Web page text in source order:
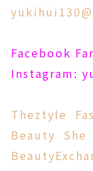
Facebook
Instagram:
Theztyle
Beauty
She